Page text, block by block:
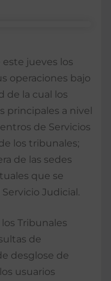
jueves los
operaciones bajo
de la cual los
principales a nivel
de Servicios
los tribunales;
de las sedes
que se
Judicial.
Tribunales
de
desglose de
usuarios